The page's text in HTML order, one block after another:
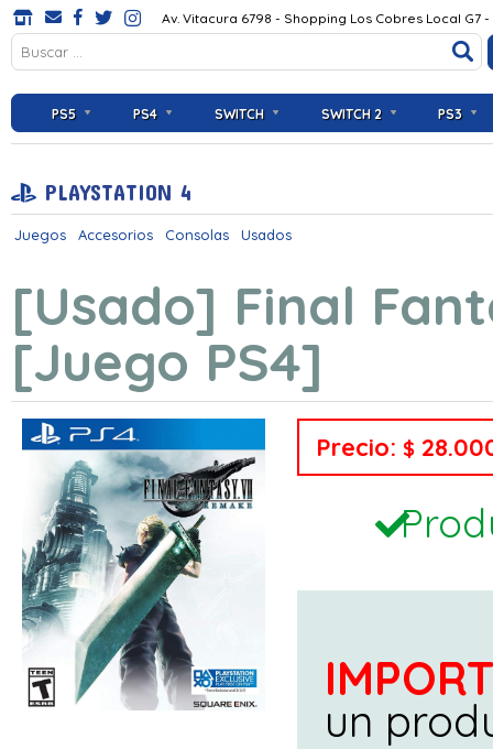
Av. Vitacura 6798 - Shopping Los Cobres Local G7
PS5 PS4 SWITCH SWITCH 2 PS3
PLAYSTATION 4
Juegos Accesorios Consolas Usados
[Usado] Final
[Juego PS4]
Precio: $
un